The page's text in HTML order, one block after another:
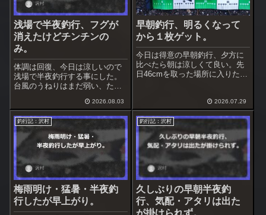
浅場で半夜釣行、フグが
消えたけどチンチンの
み。
体調は回復、今日は涼しいので
浅場で半夜釣行する事にした。
台風のうねりはまだ弱い、ただ
場所へ行ってみて状況判断、無
理そうだったら移動する。
2026.08.03
早朝釣行、明るくなって
から１枚ゲット。
今日は得意の早朝釣行、夕方に
比べたら朝は涼しくて良い。先
日46cmを取った場所に入りたい
着して様子見、問題なさそう、
入る事にした。
2026.07.29
釣行記：沢村
梅雨明け・猛暑・半夜釣
行したが早上がり。
釣行記：沢村
久しぶりの早朝半夜釣
行、気配・アタリは出た